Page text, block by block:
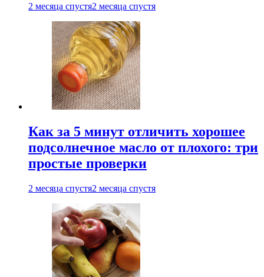
2 месяца спустя2 месяца спустя
Как за 5 минут отличить хорошее
подсолнечное масло от плохого: три
простые проверки
2 месяца спустя2 месяца спустя